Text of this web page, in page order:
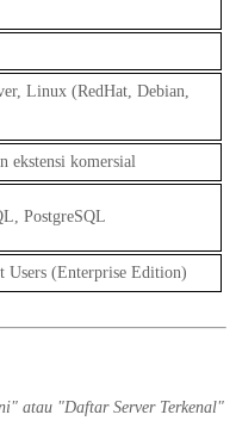
Linux (RedHat, Debian,
ekstensi komersial
PostgreSQL
Users (Enterprise Edition)
atau "Daftar Server Terkenal"